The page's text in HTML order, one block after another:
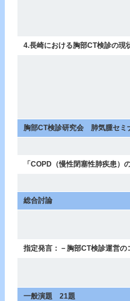
4.長崎における胸部CT検診の現
胸部CT検診研究会 肺気腫セミ
「COPD（慢性閉塞性肺疾患）
総合討論
指定発言：－胸部CT検診運営の
一般演題 21題